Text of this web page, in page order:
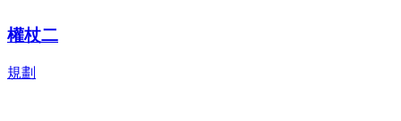
權杖二
規劃